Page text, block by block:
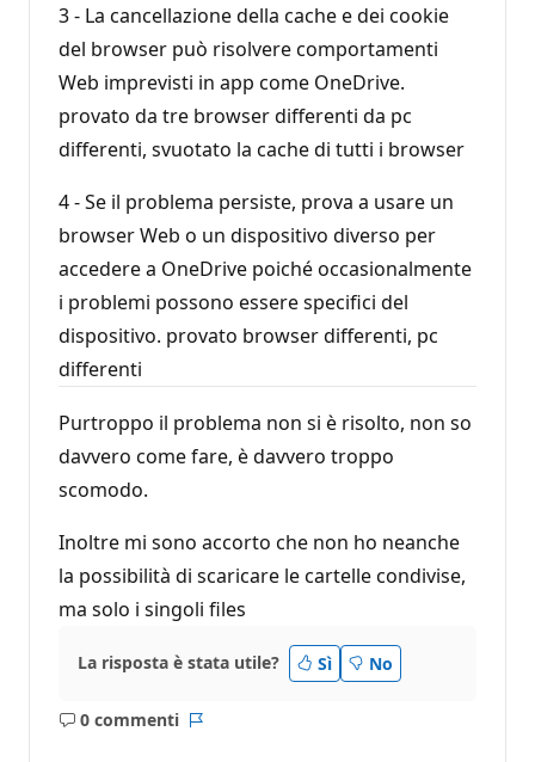
3 - La cancellazione della cache e dei cookie
del browser può risolvere comportamenti
Web imprevisti in app come OneDrive.
provato da tre browser differenti da pc
differenti, svuotato la cache di tutti i browser
4 - Se il problema persiste, prova a usare un
browser Web o un dispositivo diverso per
accedere a OneDrive poiché occasionalmente
i problemi possono essere specifici del
dispositivo. provato browser differenti, pc
differenti
Purtroppo il problema non si è risolto, non so
davvero come fare, è davvero troppo
scomodo.
Inoltre mi sono accorto che non ho neanche
la possibilità di scaricare le cartelle condivise,
ma solo i singoli files
La risposta è stata utile? Sì No
0 commenti
Nessun